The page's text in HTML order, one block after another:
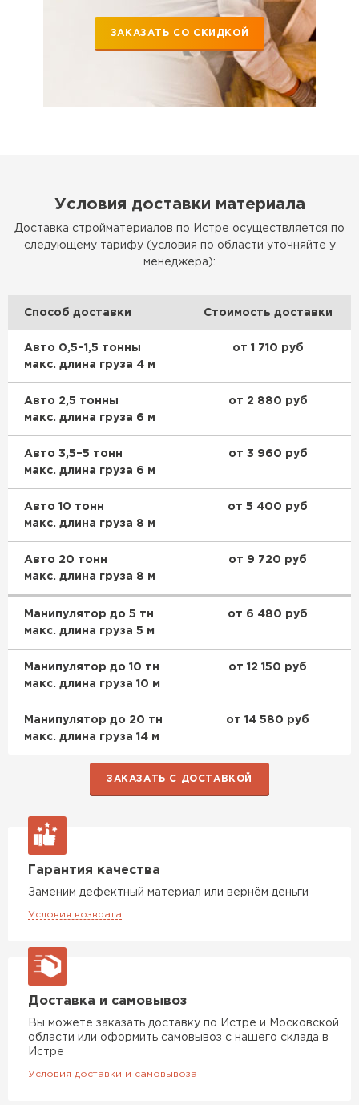
ЗАКАЗАТЬ СО СКИДКОЙ
Условия доставки материала
Доставка стройматериалов по Истре осуществляется по
следующему тарифу (условия по области уточняйте у
менеджера):
Способ доставки Стоимость доставки
Авто 0,5–1,5 тонны
макс. длина груза 4 м
от 1 710 руб
Авто 2,5 тонны
макс. длина груза 6 м
от 2 880 руб
Авто 3,5–5 тонн
макс. длина груза 6 м
от 3 960 руб
Авто 10 тонн
макс. длина груза 8 м
от 5 400 руб
Авто 20 тонн
макс. длина груза 8 м
от 9 720 руб
Манипулятор до 5 тн
макс. длина груза 5 м
от 6 480 руб
Манипулятор до 10 тн
макс. длина груза 10 м
от 12 150 руб
Манипулятор до 20 тн
макс. длина груза 14 м
от 14 580 руб
ЗАКАЗАТЬ С ДОСТАВКОЙ
Гарантия качества
Заменим дефектный материал или вернём деньги
Условия возврата
Доставка и самовывоз
Вы можете заказать доставку по Истре и Московской
области или оформить самовывоз с нашего склада в
Истре
Условия доставки и самовывоза
Утеплитель Izolife